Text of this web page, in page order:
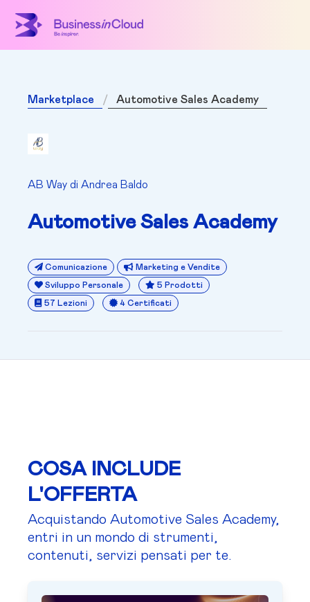
Marketplace Automotive Sales Academy
AB Way di Andrea Baldo
Automotive Sales Academy
Comunicazione Marketing e Vendite
Sviluppo Personale 5 Prodotti
57 Lezioni 4 Certificati
COSA INCLUDE
L'OFFERTA
Acquistando Automotive Sales Academy,
entri in un mondo di strumenti,
contenuti, servizi pensati per te.